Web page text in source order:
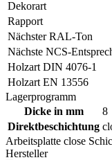
Dekorart
Rapport
Nächster RAL-Ton
Nächste NCS-
Holzart DIN 4076-1
Holzart EN 13556
Lagerprogramm
Dicke in mm
8
Direktbeschichtung
Arbeitsplatte close
Hersteller